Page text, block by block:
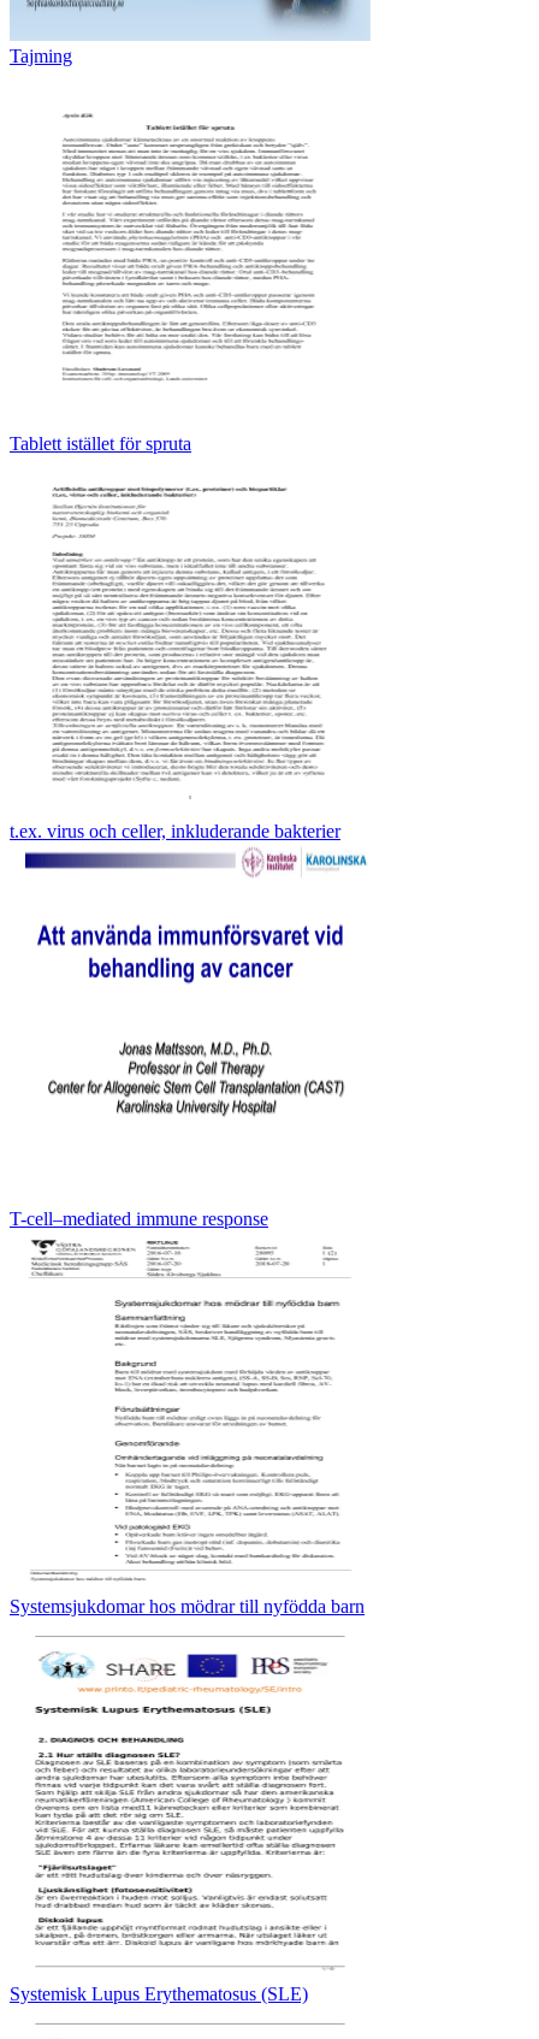
Tajming
Tablett istället för spruta
t.ex. virus och celler, inkluderande bakterier
T-cell–mediated immune response
Systemsjukdomar hos mödrar till nyfödda barn
Systemisk Lupus Erythematosus (SLE)